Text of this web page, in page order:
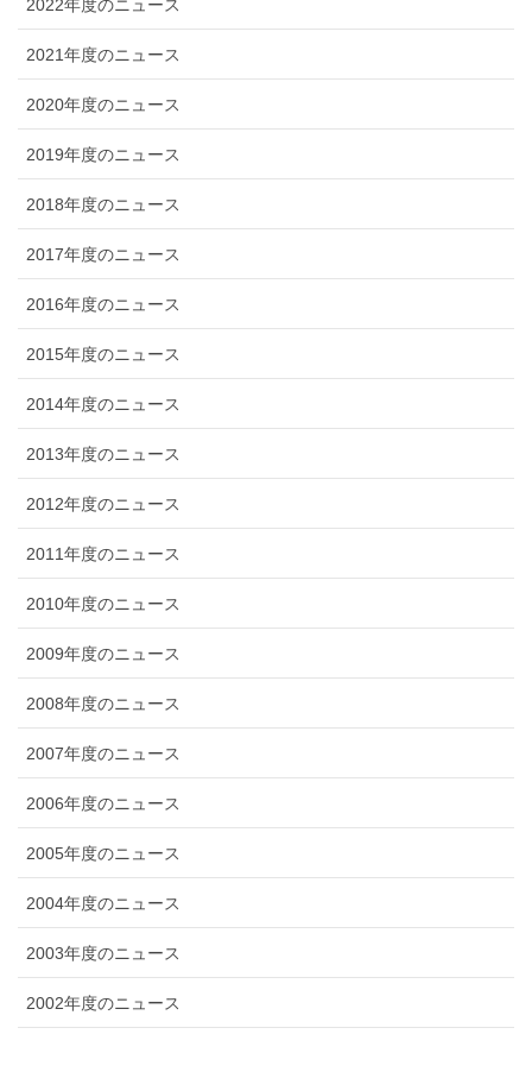
2022年度のニュース
2021年度のニュース
2020年度のニュース
2019年度のニュース
2018年度のニュース
2017年度のニュース
2016年度のニュース
2015年度のニュース
2014年度のニュース
2013年度のニュース
2012年度のニュース
2011年度のニュース
2010年度のニュース
2009年度のニュース
2008年度のニュース
2007年度のニュース
2006年度のニュース
2005年度のニュース
2004年度のニュース
2003年度のニュース
2002年度のニュース